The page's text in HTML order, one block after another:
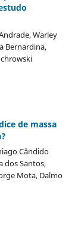
Warley
Bernardina,
de massa
Cândido
dos Santos,
Mota, Dalmo